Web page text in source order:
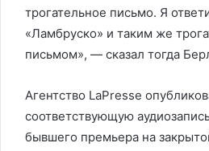
трогательное письмо. Я
«Ламбруско» и таким же
письмом», — сказал тогда
Агентство LaPresse
соответствующую
бывшего премьера на